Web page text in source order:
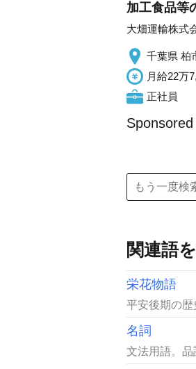
加工食品等
大畑運輸株式
千葉県 柏
月給22万
正社員
関連語
栄花物語
平安後期の
名詞
文法用語。